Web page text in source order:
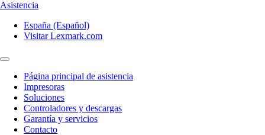
Asistencia
España (Español)
Visitar Lexmark.com
Página principal de asistencia
Impresoras
Soluciones
Controladores y descargas
Garantía y servicios
Contacto